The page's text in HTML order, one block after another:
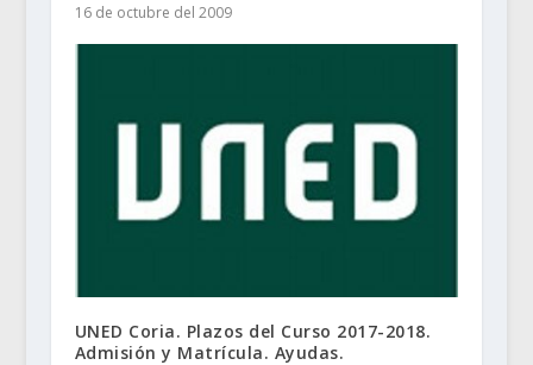
16 de octubre del 2009
UNED Coria. Plazos del Curso 2017-2018.
Admisión y Matrícula. Ayudas.